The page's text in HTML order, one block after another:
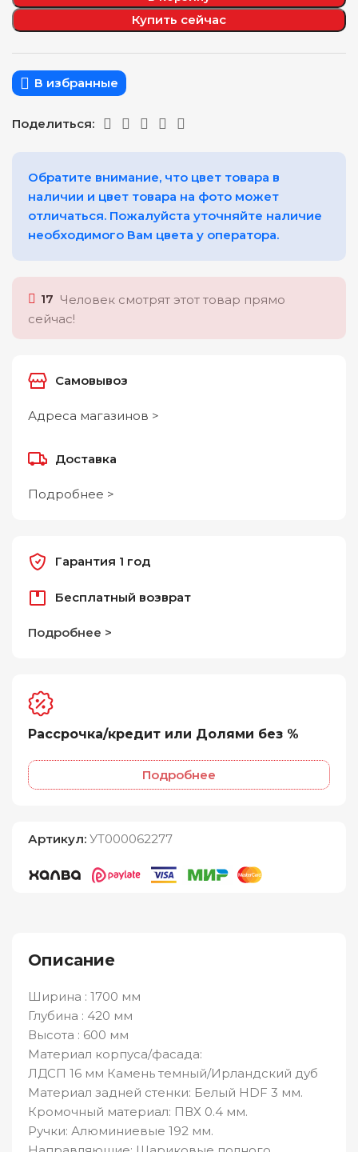
Купить сейчас
В избранные
Поделиться:
Обратите внимание, что цвет товара в
наличии и цвет товара на фото может
отличаться. Пожалуйста уточняйте наличие
необходимого Вам цвета у оператора.
17 Человек смотрят этот товар прямо
сейчас!
Самовывоз
Адреса магазинов >
Доставка
Подробнее >
Гарантия 1 год
Бесплатный возврат
Подробнее >
Рассрочка/кредит или Долями без %
Подробнее
Артикул:УТ000062277
Описание
Ширина : 1700 мм
Глубина : 420 мм
Высота : 600 мм
Материал корпуса/фасада:
ЛДСП 16 мм Камень темный/Ирландский дуб
Материал задней стенки: Белый HDF 3 мм.
Кромочный материал: ПВХ 0.4 мм.
Ручки: Алюминиевые 192 мм.